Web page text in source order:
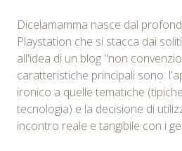
Dicelamamma nasce dal
Playstation che si stacca dai
all'idea di un blog "non
caratteristiche principali sono:
ironico a quelle tematiche
tecnologia) e la decisione di
incontro reale e tangibile con i